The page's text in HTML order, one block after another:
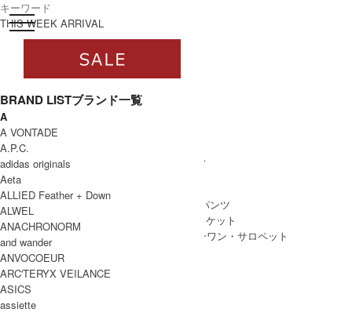
toggle navigation
ログイン
すべて
WOMEN
WOMEN ALL ITEM
/ ワンピース
SKIRT
BOTTOMS
/ ボトムス・パンツ
/ アウター・ジャケット
/ オールインワン・サロペット
MEN
THIS WEEK ARRIVAL
BRAND LISTブランド一覧
A
A VONTADE
A.P.C.
adidas originals
Aeta
ALLIED Feather + Down
ALWEL
ANACHRONORM
and wander
ANVOCOEUR
ARC'TERYX VEILANCE
ASICS
assiette